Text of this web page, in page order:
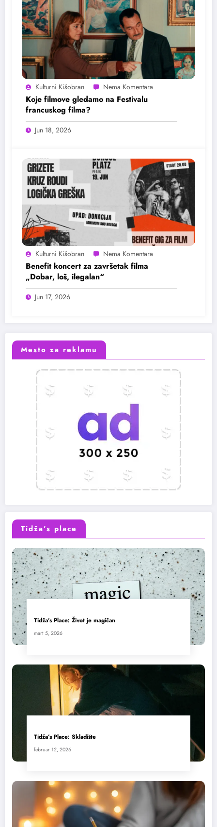
Kulturni Kišobran
Koje filmove gledamo na Festivalu
francuskog filma?
Jun 18, 2026
Kulturni Kišobran
Benefit koncert za završetak filma
„Dobar, loš, ilegalan“
Jun 17, 2026
Mesto za reklamu
Tidža’s place
Tidža’s Place: Život je magičan
mart 5, 2026
Tidža’s Place: Skladište
februar 12, 2026